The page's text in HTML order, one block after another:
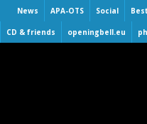
News APA-OTS Social Best
CD & friends openingbell.eu